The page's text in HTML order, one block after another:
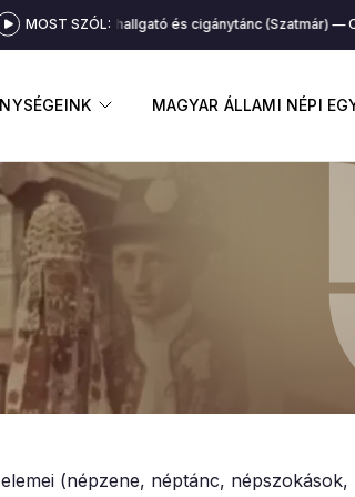
ALMENÜ MEGNYITÁSA
MAGYAR ÁLLAMI NÉPI
MOST SZÓL:
Cigány hallgató és cigánytánc (Szatmár)
(népzene, néptánc, népszokások,